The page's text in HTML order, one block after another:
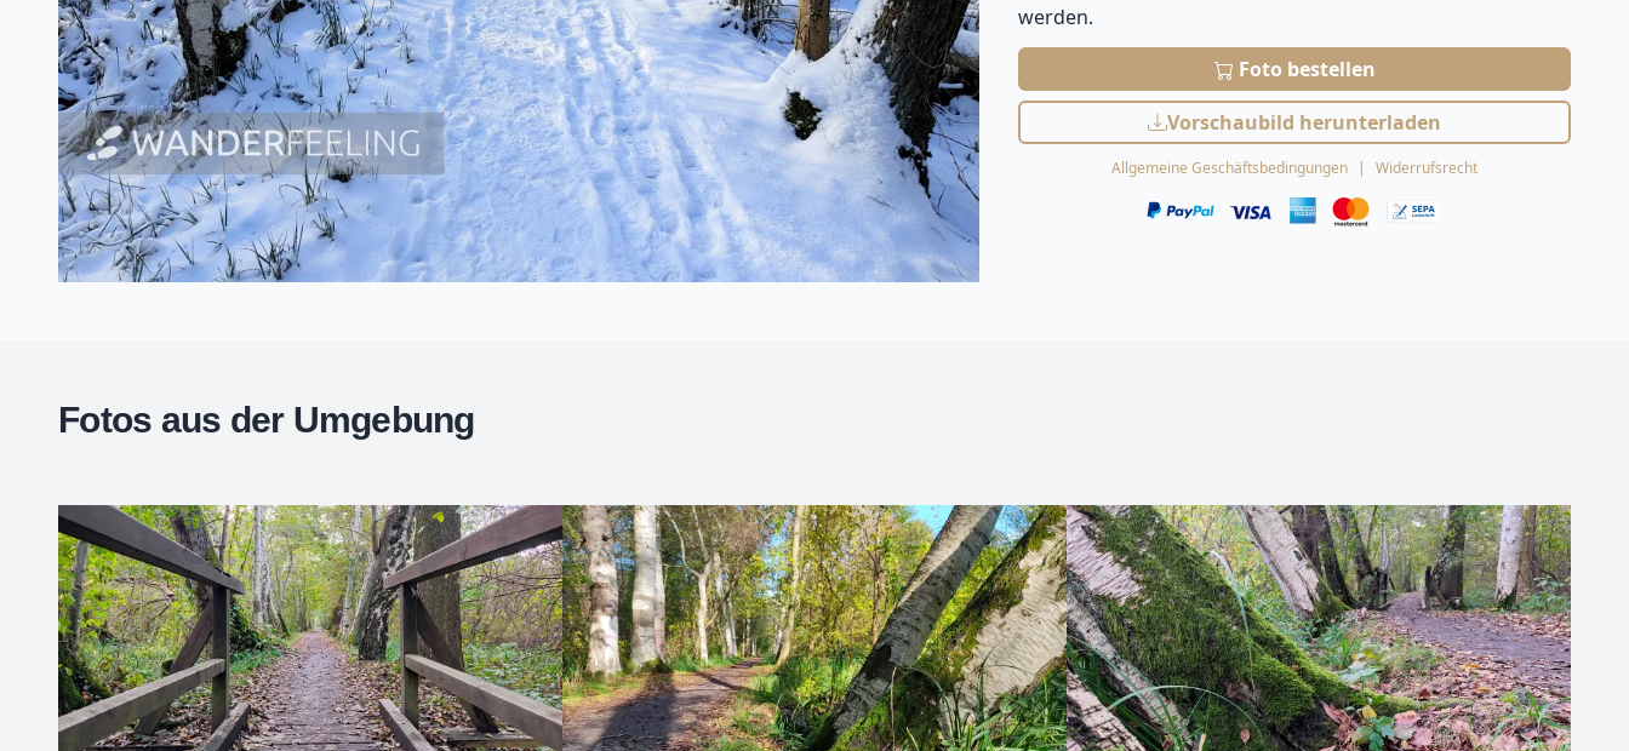
werden.
Foto bestellen
Vorschaubild herunterladen
Allgemeine Geschäftsbedingungen Widerrufsrecht
Fotos aus der Umgebung
+
−